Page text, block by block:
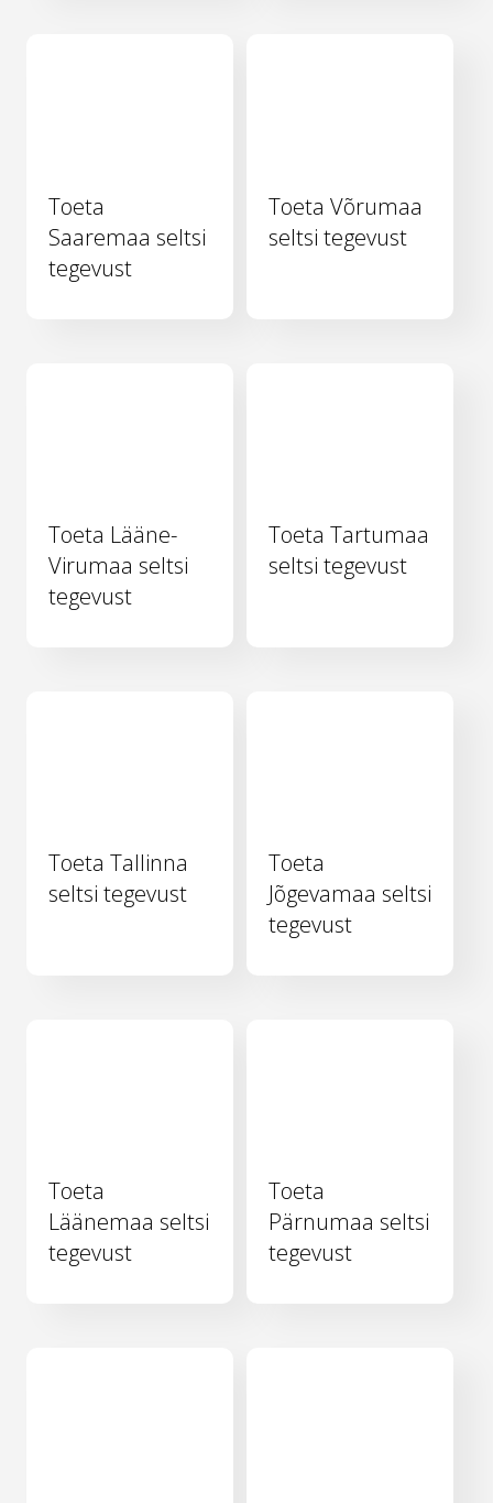
Toeta
Saaremaa seltsi
tegevust
Toeta Võrumaa
seltsi tegevust
Toeta Lääne-
Virumaa seltsi
tegevust
Toeta Tartumaa
seltsi tegevust
Toeta Tallinna
seltsi tegevust
Toeta
Jõgevamaa seltsi
tegevust
Toeta
Läänemaa seltsi
tegevust
Toeta
Pärnumaa seltsi
tegevust